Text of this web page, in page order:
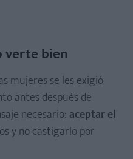
verte bien
mujeres se les exigió
antes después de
necesario: aceptar el
y no castigarlo por